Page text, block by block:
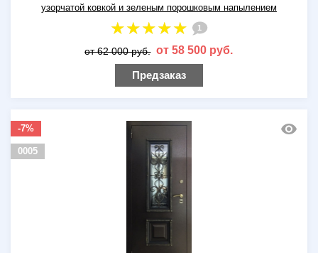
узорчатой ковкой и зеленым порошковым напылением
1
от 62 000 руб. от 58 500 руб.
Предзаказ
-7%
0005